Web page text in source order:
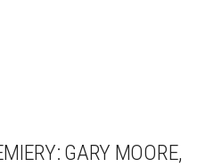
GARY MOORE,